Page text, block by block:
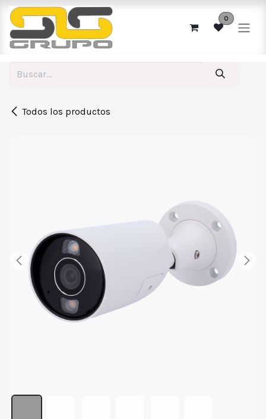
Ir al contenido
0
Todos los productos